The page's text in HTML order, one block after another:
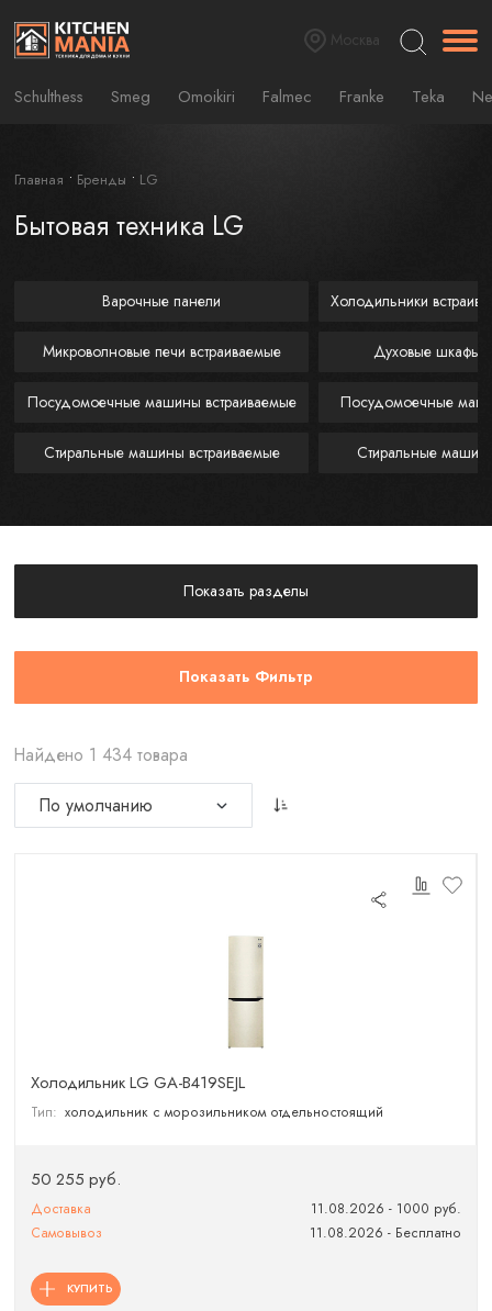
Москва
Schulthess Smeg Omoikiri Falmec Franke Teka
Главная Бренды LG
Бытовая техника LG
Варочные панели
Микроволновые печи встраиваемые
Посудомоечные машины встраиваемые
Стиральные машины встраиваемые
Холодильники
Духовые шкафы
Посудомоечные
Стиральные
Показать разделы
Показать Фильтр
Найдено 1 434 товара
Холодильник LG GA-B419SEJL
Тип: холодильник с морозильником отдельностоящий
50 255 руб.
Доставка
11.08.2026 - 1000 руб.
Самовывоз
11.08.2026 - Бесплатно
КУПИТЬ